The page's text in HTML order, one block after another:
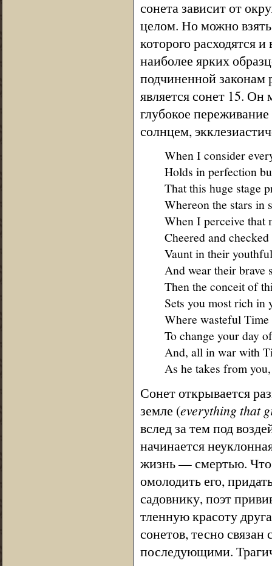
сонета зависит от
целом. Но можно
которого расходятся
наиболее ярких
подчиненной законам
является сонет 15.
глубокое
солнцем,
When I consider
Holds in perfection
That this huge stage
Whereon the stars in
When I perceive that
Cheered and
Vaunt in their
And wear their brave
Then the conceit of
Sets you most rich in
Where wasteful
To change your day
And, all in war with
As he takes from
Сонет открывается
земле (everything that
вслед за тем под
начинается
жизнь — смертью.
омолодить его,
садовнику, поэт
тленную красоту
сонетов, тесно
последующими.